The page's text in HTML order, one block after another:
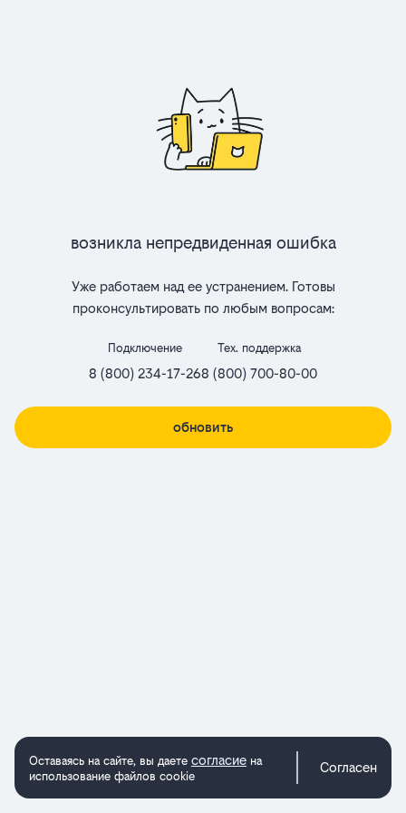
Возникла непредвиденная ошибка
Уже работаем над ее устранением. Готовы
проконсультировать по любым вопросам:
Подключение
8 (800) 234-17-26
Тех. поддержка
8 (800) 700-80-00
обновить
Оставаясь на сайте, вы даете согласие на
использование файлов cookie
Согласен